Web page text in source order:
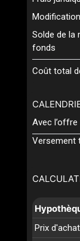
Prix d'achat
Solde de la
fonds
Coût total
Avec l’offre
Versement